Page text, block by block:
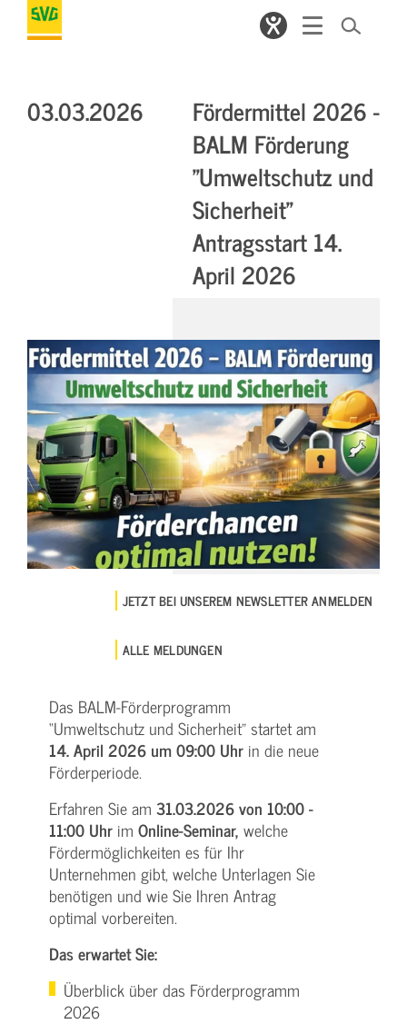
03.03.2026
Fördermittel 2026 -
BALM Förderung
"Umweltschutz und
Sicherheit"
Antragsstart 14.
April 2026
JETZT BEI UNSEREM NEWSLETTER ANMELDEN
ALLE MELDUNGEN
Das BALM-Förderprogramm
“Umweltschutz und Sicherheit” startet am
14. April 2026 um 09:00 Uhr in die neue
Förderperiode.
Erfahren Sie am 31.03.2026 von 10:00 -
11:00 Uhr im Online-Seminar, welche
Fördermöglichkeiten es für Ihr
Unternehmen gibt, welche Unterlagen Sie
benötigen und wie Sie Ihren Antrag
optimal vorbereiten.
Das erwartet Sie:
Überblick über das Förderprogramm
2026